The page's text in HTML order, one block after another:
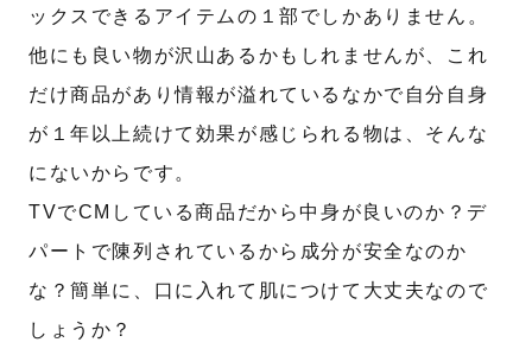
ックスできるアイテムの１部でしかありません。
他にも良い物が沢山あるかもしれませんが、これ
だけ商品があり情報が溢れているなかで自分自身
が１年以上続けて効果が感じられる物は、そんな
にないからです。
TVでCMしている商品だから中身が良いのか？デ
パートで陳列されているから成分が安全なのか
な？簡単に、口に入れて肌につけて大丈夫なので
しょうか？